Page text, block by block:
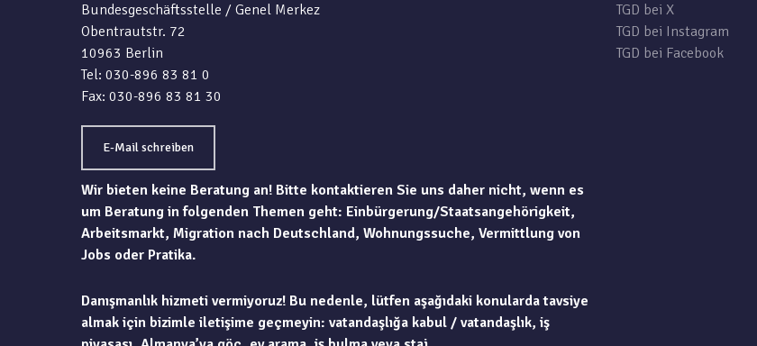
Bundesgeschäftsstelle / Genel Merkez
Obentrautstr. 72
10963 Berlin
Tel: 030-896 83 81 0
Fax: 030-896 83 81 30
E-Mail schreiben
Wir bieten keine Beratung an! Bitte kontaktieren Sie uns daher nicht, wenn es
um Beratung in folgenden Themen geht: Einbürgerung/Staatsangehörigkeit,
Arbeitsmarkt, Migration nach Deutschland, Wohnungssuche, Vermittlung von
Jobs oder Pratika.
Danışmanlık hizmeti vermiyoruz! Bu nedenle, lütfen aşağıdaki konularda tavsiye
almak için bizimle iletişime geçmeyin: vatandaşlığa kabul / vatandaşlık, iş
TGD bei X
TGD bei Instagram
TGD bei Facebook